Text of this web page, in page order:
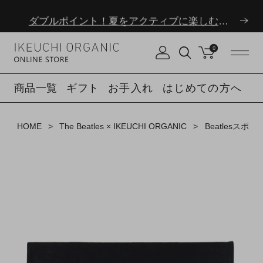
夏季休業のお知らせ
ダブルポイント！夏をアクティブに楽しむ夏タオル
0
商品一覧 ギフト お手入れ はじめての方へ
HOME The Beatles × IKEUCHI ORGANIC Beatlesスポー